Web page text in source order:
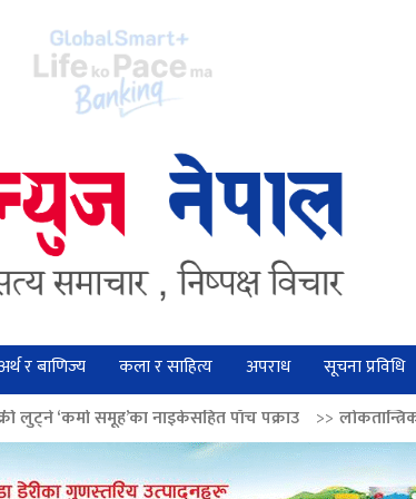
र बाणिज्य कला र साहित्य अपराध सूचना प्रविधि
नाइकेसहित पाँच पक्राउ >>लोकतान्त्रिक मूल्य सुदृढ बनाउन